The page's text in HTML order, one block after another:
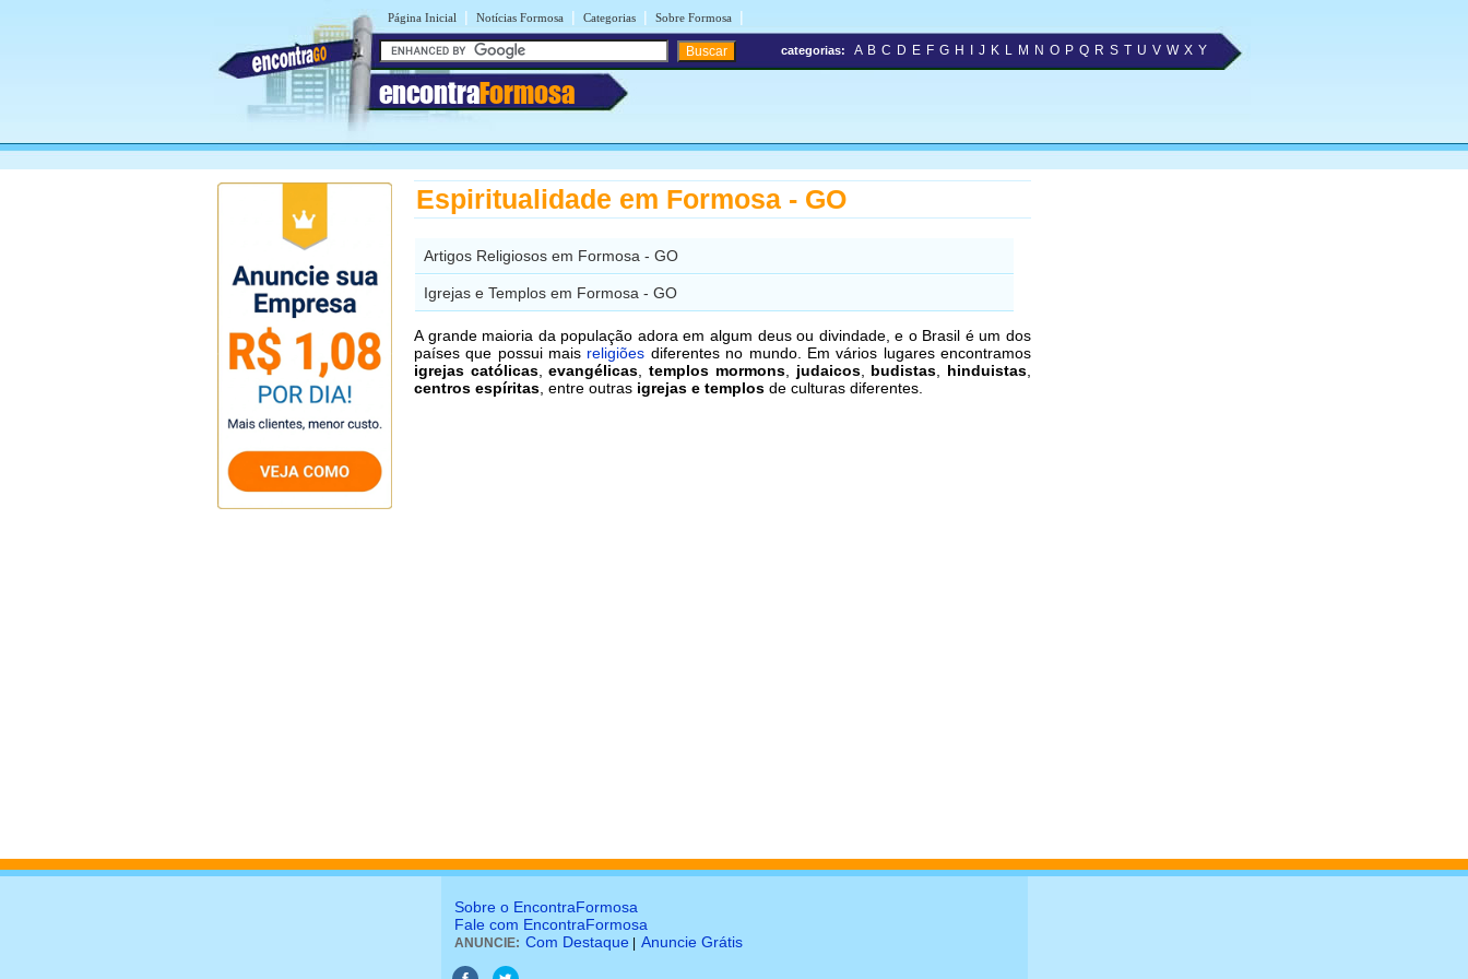
Página Inicial | Notícias Formosa | Categorias | Sobre Formosa |
encontraFormosa
categorias: A B C D E F G H J K L M N O P Q R S T U V W X Y
Espiritualidade em Formosa - GO
Artigos Religiosos em Formosa - GO
Igrejas e Templos em Formosa - GO
A grande maioria da população adora em algum deus ou divindade, e o Brasil é um dos
países que possui mais religiões diferentes no mundo. Em vários lugares encontramos
igrejas católicas,evangélicas ,templos mormons, judaicos, budistas hinduistas
centros espíritas , entre outras igrejas e templos de culturas diferentes.
Sobre o EncontraFormosa
Fale com EncontraFormosa
ANUNCIE: Com Destaque Anuncie Grátis